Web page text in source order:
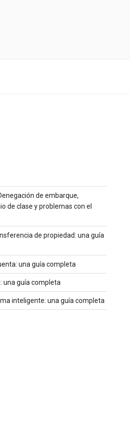
de embarque,
de clase y problemas con el
de propiedad: una guía
una guía completa
una guía completa
inteligente: una guía completa